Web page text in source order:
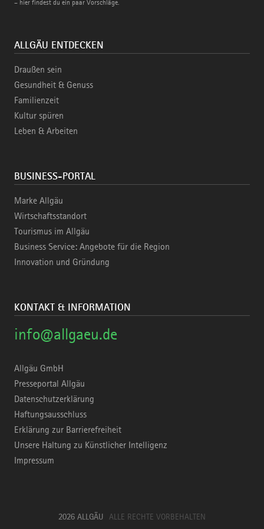
– hier findest du ein paar Vorschläge.
ALLGÄU ENTDECKEN
Draußen sein
Gesundheit & Genuss
Familienzeit
Kultur spüren
Leben & Arbeiten
BUSINESS-PORTAL
Marke Allgäu
Wirtschaftsstandort
Tourismus im Allgäu
Business Service: Angebote für die Region
Innovation und Gründung
KONTAKT & INFORMATION
info@allgaeu.de
Allgäu GmbH
Presseportal Allgäu
Datenschutzerklärung
Haftungsausschluss
Erklärung zur Barrierefreiheit
Unsere Haltung zu Künstlicher Intelligenz
Impressum
2026 ALLGÄU ALLE RECHTE VORBEHALTEN